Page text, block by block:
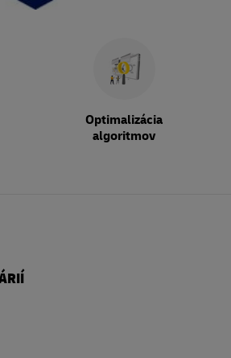
Optimalizácia
algoritmov